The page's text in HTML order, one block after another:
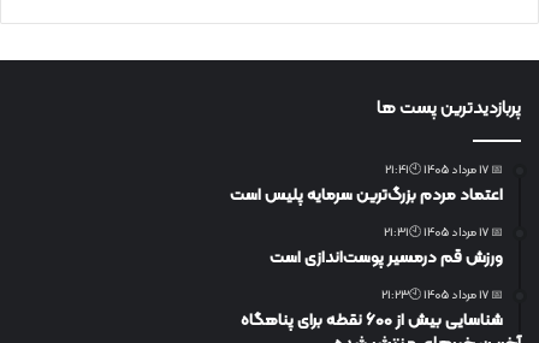
پربازدیدترین پست ها
📅 17 مرداد 1405 🕙21:41
اعتماد مردم بزرگ‌ترین سرمایه پلیس است
📅 17 مرداد 1405 🕙21:31
ورزش قم درمسیر پوست‌اندازی است
📅 17 مرداد 1405 🕙21:23
شناسایی بیش از ۶۰۰ نقطه برای پناهگاه